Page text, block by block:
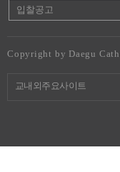
입찰공고
Copyright by Daegu
교내외주요사이트